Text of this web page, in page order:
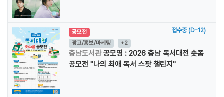
공모전
접수중 (D-12)
광고/홍보/마케팅
+2
충남도서관공모명 : 2026 충남 독서대전 숏폼
공모전 "나의 최애 독서 스팟 챌린지"